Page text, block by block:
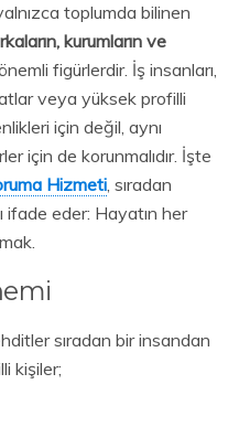
toplumda bilinen
kurumların ve
figürlerdir. İş insanları,
veya yüksek profilli
için değil, aynı
için de korunmalıdır. İşte
Hizmeti, sıradan
ifade eder: Hayatın her
sıradan bir insandan
kişiler;